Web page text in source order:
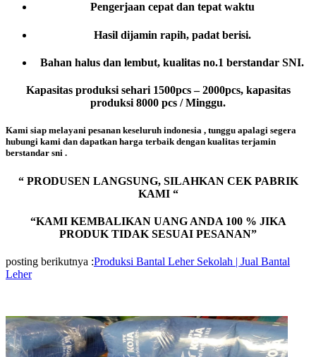
Pengerjaan cepat dan tepat waktu
Hasil dijamin rapih, padat berisi.
Bahan halus dan lembut, kualitas no.1 berstandar SNI.
Kapasitas produksi sehari 1500pcs – 2000pcs, kapasitas
produksi 8000 pcs / Minggu.
Kami siap melayani pesanan keseluruh indonesia , tunggu apalagi segera
hubungi kami dan dapatkan harga terbaik dengan kualitas terjamin
berstandar sni .
“ PRODUSEN LANGSUNG, SILAHKAN CEK PABRIK
KAMI “
“KAMI KEMBALIKAN UANG ANDA 100 % JIKA
PRODUK TIDAK SESUAI PESANAN”
posting berikutnya :Produksi Bantal Leher Sekolah | Jual Bantal
Leher